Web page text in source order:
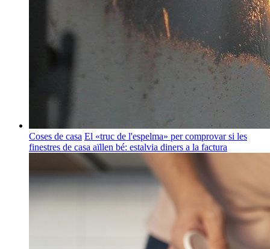
Coses de casa El «truc de l'espelma» per comprovar si les
finestres de casa aïllen bé: estalvia diners a la factura